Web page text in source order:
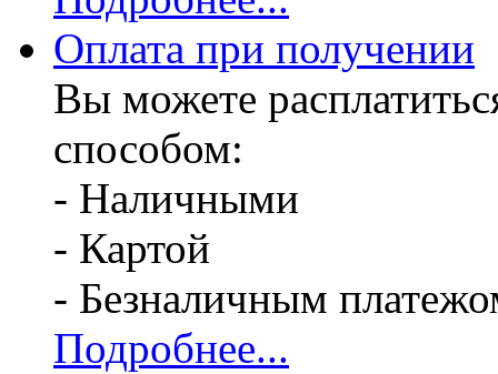
Оплата при получении
Вы можете
способом:
- Наличными
- Картой
- Безналичным
Подробнее...